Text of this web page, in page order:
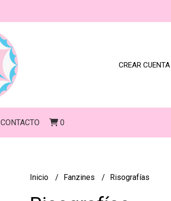
CREAR CUENTA
CONTACTO 0
Inicio Fanzines Risografías